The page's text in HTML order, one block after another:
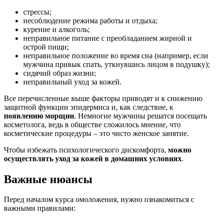
стрессы;
несоблюдение режима работы и отдыха;
курение и алкоголь;
неправильное питание с преобладанием жирной и
острой пищи;
неправильное положение во время сна (например, если
мужчина привык спать, уткнувшись лицом в подушку);
сидячий образ жизни;
неправильный уход за кожей.
Все перечисленные выше факторы приводят и к снижению
защитной функции эпидермиса и, как следствие, к
появлению морщин. Немногие мужчины решатся посещать
косметолога, ведь в обществе сложилось мнение, что
косметические процедуры – это чисто женское занятие.
Чтобы избежать психологического дискомфорта, можно
осуществлять уход за кожей в домашних условиях.
Важные нюансы
Перед началом курса омоложения, нужно ознакомиться с
важными правилами: